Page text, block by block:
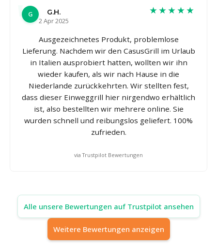
G
G.H.
2 Apr 2025
★★★★★
Ausgezeichnetes Produkt, problemlose
Lieferung. Nachdem wir den CasusGrill im Urlaub
in Italien ausprobiert hatten, wollten wir ihn
wieder kaufen, als wir nach Hause in die
Niederlande zurückkehrten. Wir stellten fest,
dass dieser Einweggrill hier nirgendwo erhältlich
ist, also bestellten wir mehrere online. Sie
wurden schnell und reibungslos geliefert. 100%
zufrieden.
via Trustpilot Bewertungen
Alle unsere Bewertungen auf Trustpilot ansehen
Weitere Bewertungen anzeigen